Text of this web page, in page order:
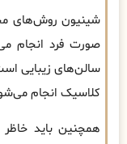
شینیون روش‌های
صورت فرد انجام
سالن‌های زیبایی
کلاسیک انجام
همچنین باید